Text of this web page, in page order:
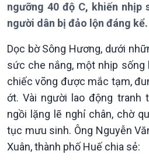
Giới thiệu
ngưỡng 40 độ C, khiến nhịp
người dân bị đảo lộn đáng kể.
Dọc bờ Sông Hương, dưới
sức che nắng, một nhịp sống
chiếc võng được mắc tạm,
ớt. Vài người lao động tranh
ngồi lặng lẽ nghỉ chân, chờ
tục mưu sinh. Ông Nguyễn
Xuân, thành phố Huế chia sẻ: